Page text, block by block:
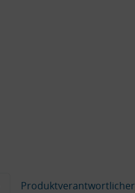
Produktverantwortlicher